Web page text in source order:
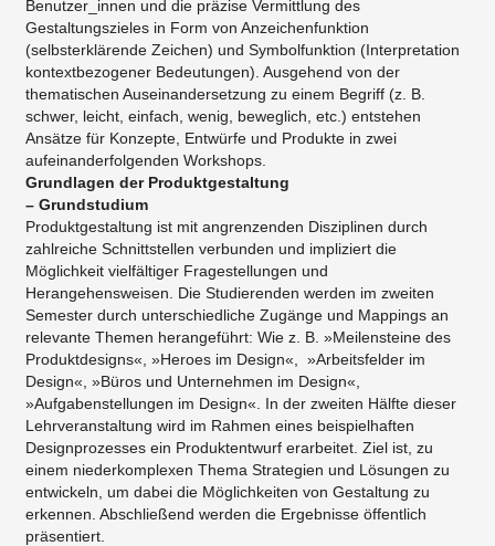
Benutzer_innen und die präzise Vermittlung des
Gestaltungszieles in Form von Anzeichenfunktion
(selbsterklärende Zeichen) und Symbolfunktion (Interpretation
kontextbezogener Bedeutungen). Ausgehend von der
thematischen Auseinandersetzung zu einem Begriff (z. B.
schwer, leicht, einfach, wenig, beweglich, etc.) entstehen
Ansätze für Konzepte, Entwürfe und Produkte in zwei
aufeinanderfolgenden Workshops.
Grundlagen der Produktgestaltung
– Grundstudium
Produktgestaltung ist mit angrenzenden Disziplinen durch
zahlreiche Schnittstellen verbunden und impliziert die
Möglichkeit vielfältiger Fragestellungen und
Herangehensweisen. Die Studierenden werden im zweiten
Semester durch unterschiedliche Zugänge und Mappings an
relevante Themen herangeführt: Wie z. B. »Meilensteine des
Produktdesigns«, »Heroes im Design«, »Arbeitsfelder im
Design«, »Büros und Unternehmen im Design«,
»Aufgabenstellungen im Design«. In der zweiten Hälfte dieser
Lehrveranstaltung wird im Rahmen eines beispielhaften
Designprozesses ein Produktentwurf erarbeitet. Ziel ist, zu
einem niederkomplexen Thema Strategien und Lösungen zu
entwickeln, um dabei die Möglichkeiten von Gestaltung zu
erkennen. Abschließend werden die Ergebnisse öffentlich
präsentiert.